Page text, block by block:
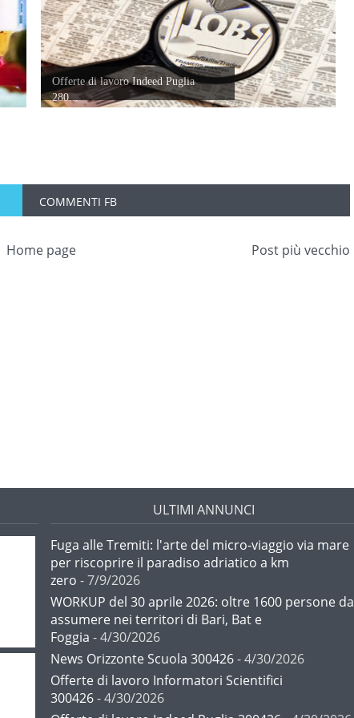
Offerte di lavoro Indeed Puglia
280...
COMMENTI FB
Post più vecchio
Home page
ULTIMI ANNUNCI
Fuga alle Tremiti: l'arte del micro-viaggio via mare
per riscoprire il paradiso adriatico a km
zero - 7/9/2026
WORKUP del 30 aprile 2026: oltre 1600 persone da
assumere nei territori di Bari, Bat e
Foggia - 4/30/2026
News Orizzonte Scuola 300426- 4/30/2026
Offerte di lavoro Informatori Scientifici
300426- 4/30/2026